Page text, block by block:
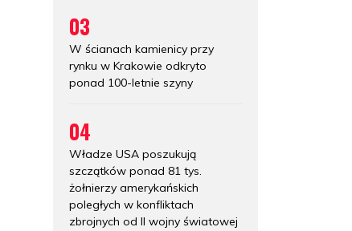
03
W ścianach kamienicy przy
rynku w Krakowie odkryto
ponad 100-letnie szyny
04
Władze USA poszukują
szczątków ponad 81 tys.
żołnierzy amerykańskich
poległych w konfliktach
zbrojnych od II wojny światowej